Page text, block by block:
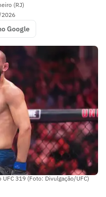
(RJ)
Google
319 (Foto: Divulgação/UFC)